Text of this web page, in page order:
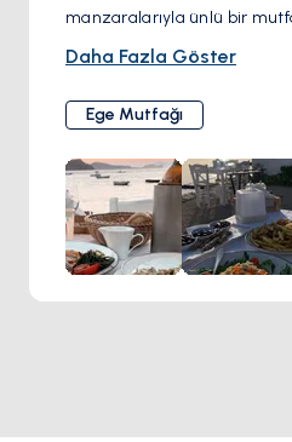
manzaralarıyla ünlü bir
büyüleyici balıkçı köyünü
tamamlayan büyüleyici bir
girdiğinizde, beyaz badanalı
zamansız bir Akdeniz
bir ambiyans sizi karşılar.
güzelliğini içine çekerek bir
için ideal bir seyir noktası
ve geleneksel tarifler
deniz ürünleri yemekleriyle
Daha Fazla Göster
Ege Mutfağı